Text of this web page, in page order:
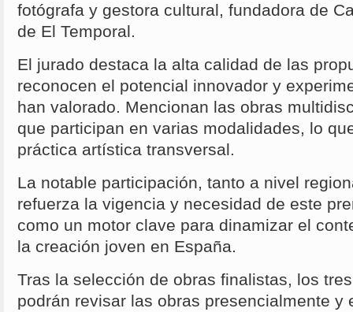
fotógrafa y gestora cultural, fundadora de
de El Temporal.
El jurado destaca la alta calidad de las
reconocen el potencial innovador y
han valorado. Mencionan las obras
que participan en varias modalidades, lo
práctica artística transversal.
La notable participación, tanto a nivel
refuerza la vigencia y necesidad de este
como un motor clave para dinamizar el
la creación joven en España.
Tras la selección de obras finalistas, los
podrán revisar las obras presencialmente y